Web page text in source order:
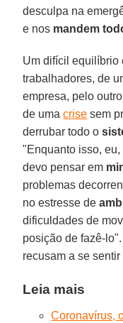
desculpa na
e nos mandem
Um difícil equilíbrio
trabalhadores, de
empresa, pelo
de umacrise sem
derrubar todo o
"Enquanto isso,
devo pensar em
problemas
no estresse de
dificuldades de
posição de fazê-
recusam a se
Leia mais
Coronavírus,